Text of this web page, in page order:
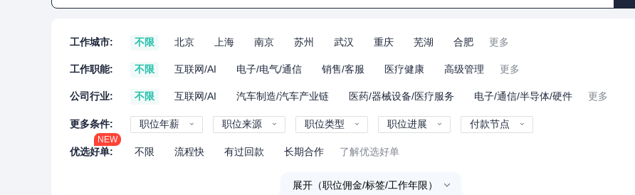
工作城市: 不限 北京 上海 南京 苏州 武汉 重庆 芜湖 合肥 更多
工作职能: 不限 互联网/AI 电子/电气/通信 销售/客服 医疗健康 高级管理 更多
公司行业: 不限 互联网/AI 汽车制造/汽车产业链 医药/器械设备/医疗服务 电子/通信/半导体/硬件 更多
更多条件: 职位年薪 职位来源 职位类型 职位进展 付款节点
优选好单:
NEW
不限 流程快 有过回款 长期合作 了解优选好单
展开（职位佣金/标签/工作年限）